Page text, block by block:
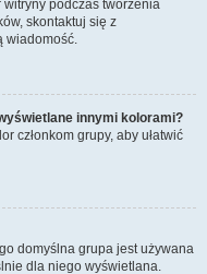
podczas tworzenia
skontaktuj się z
wiadomość.
innymi kolorami?
członkom grupy, aby ułatwić
domyślna grupa jest używana
dla niego wyświetlana.